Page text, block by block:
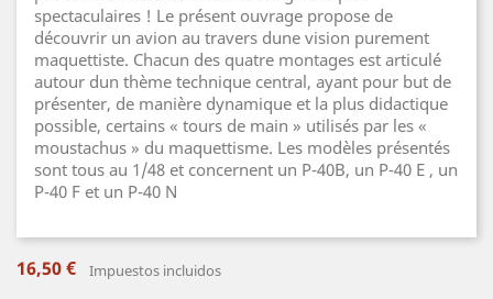
spectaculaires ! Le présent ouvrage propose de
découvrir un avion au travers dune vision purement
maquettiste. Chacun des quatre montages est articulé
autour dun thème technique central, ayant pour but de
présenter, de manière dynamique et la plus didactique
possible, certains « tours de main » utilisés par les «
moustachus » du maquettisme. Les modèles présentés
sont tous au 1/48 et concernent un P-40B, un P-40 E , un
P-40 F et un P-40 N
16,50 € Impuestos incluidos